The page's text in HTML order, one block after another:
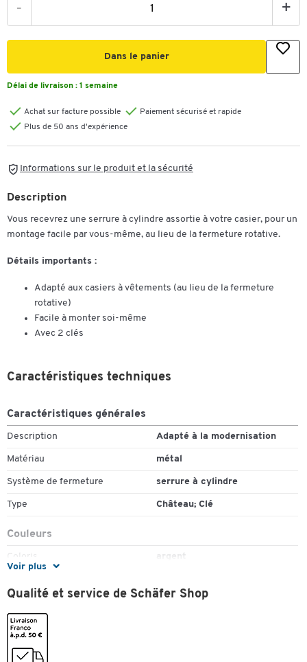
- +
Dans le panier
Délai de livraison : 1 semaine
Achat sur facture possible
Paiement sécurisé et rapide
Plus de 50 ans d'expérience
Informations sur le produit et la sécurité
Description
Vous recevrez une serrure à cylindre assortie à votre casier, pour un
montage facile par vous-même, au lieu de la fermeture rotative.
Détails importants :
Adapté aux casiers à vêtements (au lieu de la fermeture
rotative)
Facile à monter soi-même
Avec 2 clés
Voir plus
Caractéristiques techniques
Caractéristiques générales
Description Adapté à la modernisation
Matériau métal
Système de fermeture serrure à cylindre
Type Château; Clé
Couleurs
Coloris argent
Qualité et service de Schäfer Shop